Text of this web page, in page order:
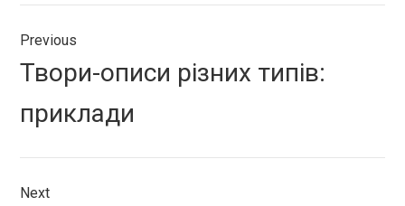
записів
Previous
Previous
post:
Твори-описи різних типів:
приклади
Next